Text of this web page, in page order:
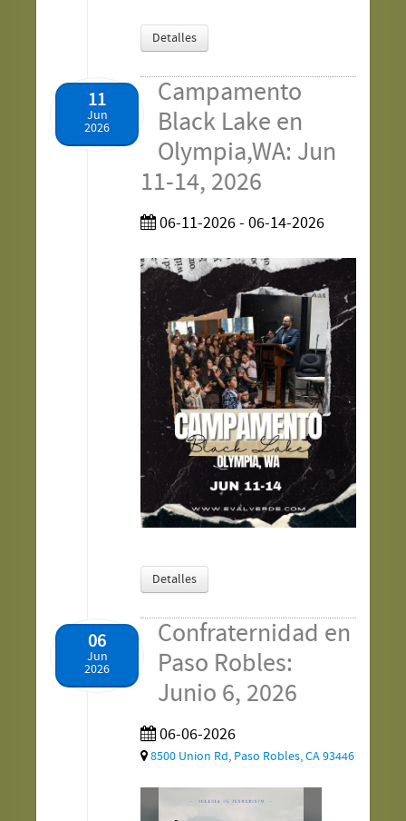
Detalles
11
Jun
2026
Campamento
Black Lake en
Olympia,WA: Jun
11-14, 2026
06-11-2026 - 06-14-2026
Detalles
06
Jun
2026
Confraternidad en
Paso Robles:
Junio 6, 2026
06-06-2026
8500 Union Rd, Paso Robles, CA 93446